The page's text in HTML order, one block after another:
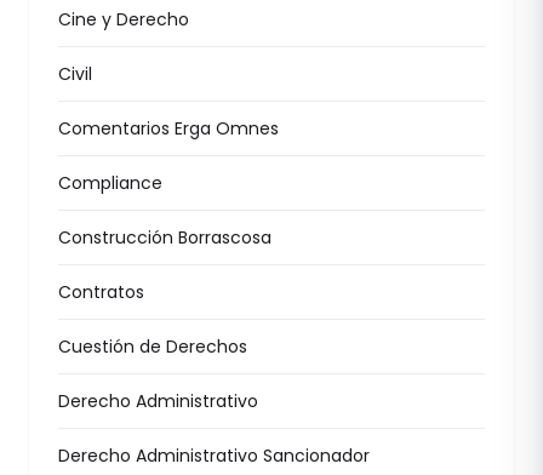
Cine y Derecho
Civil
Comentarios Erga Omnes
Compliance
Construcción Borrascosa
Contratos
Cuestión de Derechos
Derecho Administrativo
Derecho Administrativo Sancionador